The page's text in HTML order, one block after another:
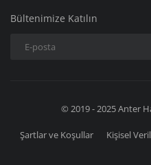
Bültenimize Katılın
© 2019 - 2025 Anter
Şartlar ve Koşullar Kişisel